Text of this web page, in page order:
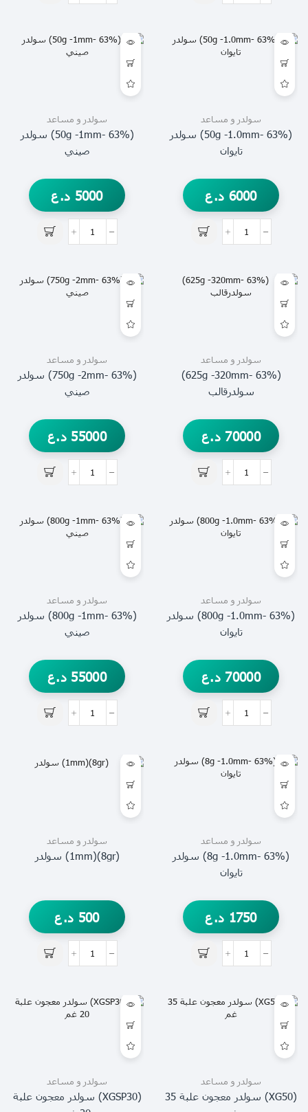
سولدر و مساعد
(63% -50g -1.0mm) سولدر
تايوان
6000 د.ع
سولدر و مساعد
(63% -50g -1mm) سولدر
صيني
5000 د.ع
سولدر و مساعد
(63% -625g -320mm)
سولدرقالب
70000 د.ع
سولدر و مساعد
(63% -750g -2mm) سولدر
صيني
55000 د.ع
سولدر و مساعد
(63% -800g -1.0mm) سولدر
تايوان
70000 د.ع
سولدر و مساعد
(63% -800g -1mm) سولدر
صيني
55000 د.ع
سولدر و مساعد
(63% -8g -1.0mm) سولدر
تايوان
1750 د.ع
سولدر و مساعد
(8gr)(1mm) سولدر
500 د.ع
سولدر و مساعد
(XG50) سولدر معجون علبة 35
سولدر و مساعد
(XGSP30) سولدر معجون علبة